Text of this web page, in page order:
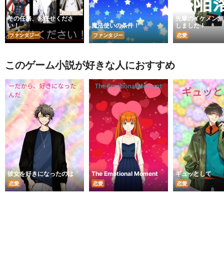
その任務、お任せくださ
い！
ファンタジー
魔法使いの条件！
ファンタジー
先輩のイケメン
しました！
恋愛
このゲーム小説が好きな人におすすめ
彼女を好きになったのは
恋愛
The Emotional Moment
恋愛
ギュッとして
恋愛